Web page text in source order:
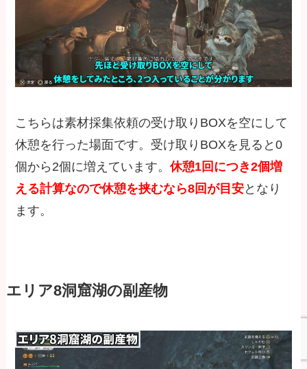
こちらは素材採集依頼の受け取りBOXを空にして
休憩を行った場面です。受け取りBOXを見ると0
個から2個に増えています。休憩1回につき2個増
える計算なので休憩を挟むなら8回が目安となり
ます。
エリア8洞窟湖の副産物